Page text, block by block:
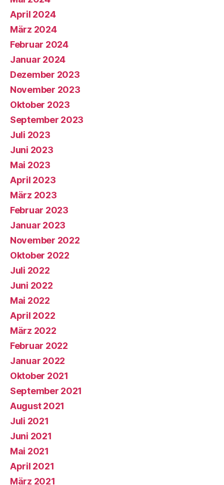
April 2024
März 2024
Februar 2024
Januar 2024
Dezember 2023
November 2023
Oktober 2023
September 2023
Juli 2023
Juni 2023
Mai 2023
April 2023
März 2023
Februar 2023
Januar 2023
November 2022
Oktober 2022
Juli 2022
Juni 2022
Mai 2022
April 2022
März 2022
Februar 2022
Januar 2022
Oktober 2021
September 2021
August 2021
Juli 2021
Juni 2021
Mai 2021
April 2021
März 2021